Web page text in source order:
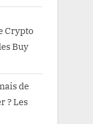
Crypto
Buy
de
? Les